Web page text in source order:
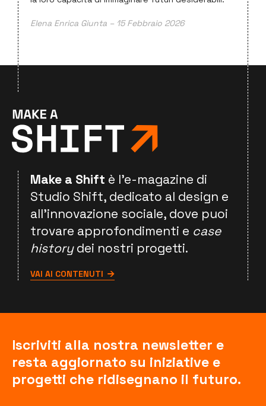
Elena Enrica Giunta – 15 Febbraio 2026
Make a Shift è l'e-magazine di
Studio Shift, dedicato al design e
all'innovazione sociale, dove puoi
trovare approfondimenti e case
historydei nostri progetti.
VAI AI CONTENUTI
Iscriviti alla nostra newsletter e
resta aggiornato su iniziative e
progetti che ridisegnano il futuro.